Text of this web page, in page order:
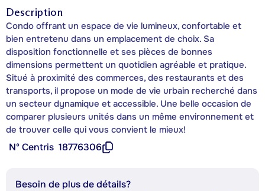
Description
Condo offrant un espace de vie lumineux, confortable et
bien entretenu dans un emplacement de choix. Sa
disposition fonctionnelle et ses pièces de bonnes
dimensions permettent un quotidien agréable et pratique.
Situé à proximité des commerces, des restaurants et des
transports, il propose un mode de vie urbain recherché dans
un secteur dynamique et accessible. Une belle occasion de
comparer plusieurs unités dans un même environnement et
de trouver celle qui vous convient le mieux!
Nº Centris 18776306
Besoin de plus de détails?